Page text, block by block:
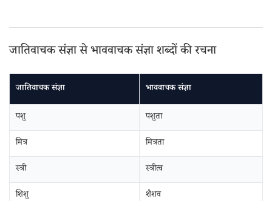
जातिवाचक संज्ञा से भाववाचक संज्ञा शब्दों की रचना
जातिवाचक संज्ञा भाववाचक संज्ञा
पशु
पशुता
मित्र
मित्रता
स्त्री
स्त्रीत्व
शिशु
शैशव